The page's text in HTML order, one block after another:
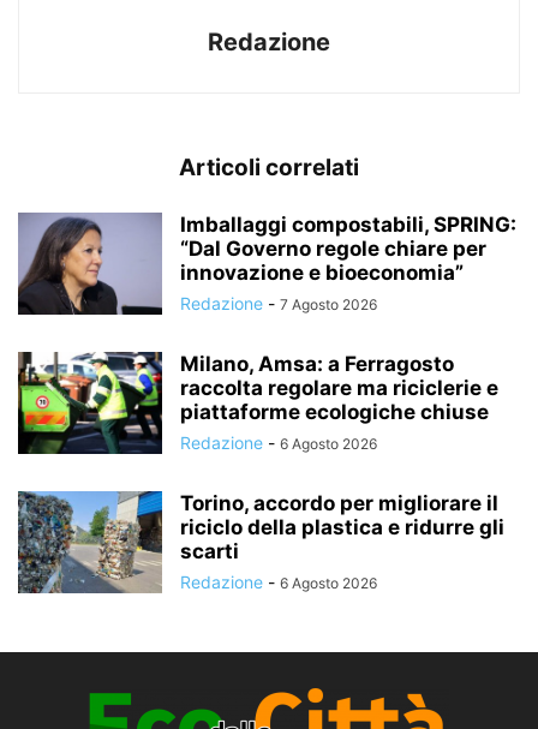
Redazione
Articoli correlati
Imballaggi compostabili, SPRING:
“Dal Governo regole chiare per
innovazione e bioeconomia”
Redazione - 7 Agosto 2026
Milano, Amsa: a Ferragosto
raccolta regolare ma riciclerie e
piattaforme ecologiche chiuse
Redazione - 6 Agosto 2026
Torino, accordo per migliorare il
riciclo della plastica e ridurre gli
scarti
Redazione - 6 Agosto 2026